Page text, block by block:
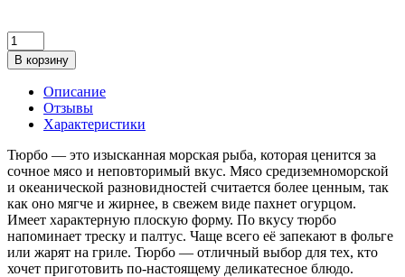
В корзину
Описание
Отзывы
Характеристики
Тюрбо — это изысканная морская рыба, которая ценится за
сочное мясо и неповторимый вкус. Мясо средиземноморской
и океанической разновидностей считается более ценным, так
как оно мягче и жирнее, в свежем виде пахнет огурцом.
Имеет характерную плоскую форму. По вкусу тюрбо
напоминает треску и палтус. Чаще всего её запекают в фольге
или жарят на гриле. Тюрбо — отличный выбор для тех, кто
хочет приготовить по-настоящему деликатесное блюдо.